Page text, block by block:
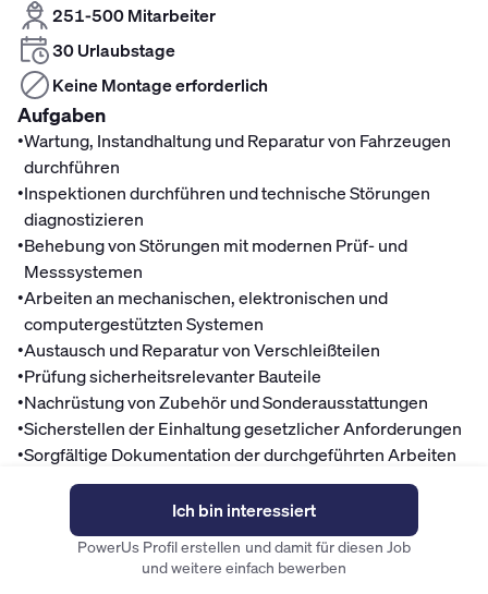
251-500 Mitarbeiter
30 Urlaubstage
Keine Montage erforderlich
Aufgaben
•Wartung, Instandhaltung und Reparatur von Fahrzeugen
durchführen
•Inspektionen durchführen und technische Störungen
diagnostizieren
•Behebung von Störungen mit modernen Prüf- und
Messsystemen
•Arbeiten an mechanischen, elektronischen und
computergestützten Systemen
•Austausch und Reparatur von Verschleißteilen
•Prüfung sicherheitsrelevanter Bauteile
•Nachrüstung von Zubehör und Sonderausstattungen
•Sicherstellen der Einhaltung gesetzlicher Anforderungen
•Sorgfältige Dokumentation der durchgeführten Arbeiten
Beitrag zur Sicherheit und Zufriedenheit der Kunden
durch technisches Verständnis und präzise Arbeitsweise
Mitarbeitervorteile
Ich bin interessiert
PowerUs Profil erstellen und damit für diesen Job
und weitere einfach bewerben